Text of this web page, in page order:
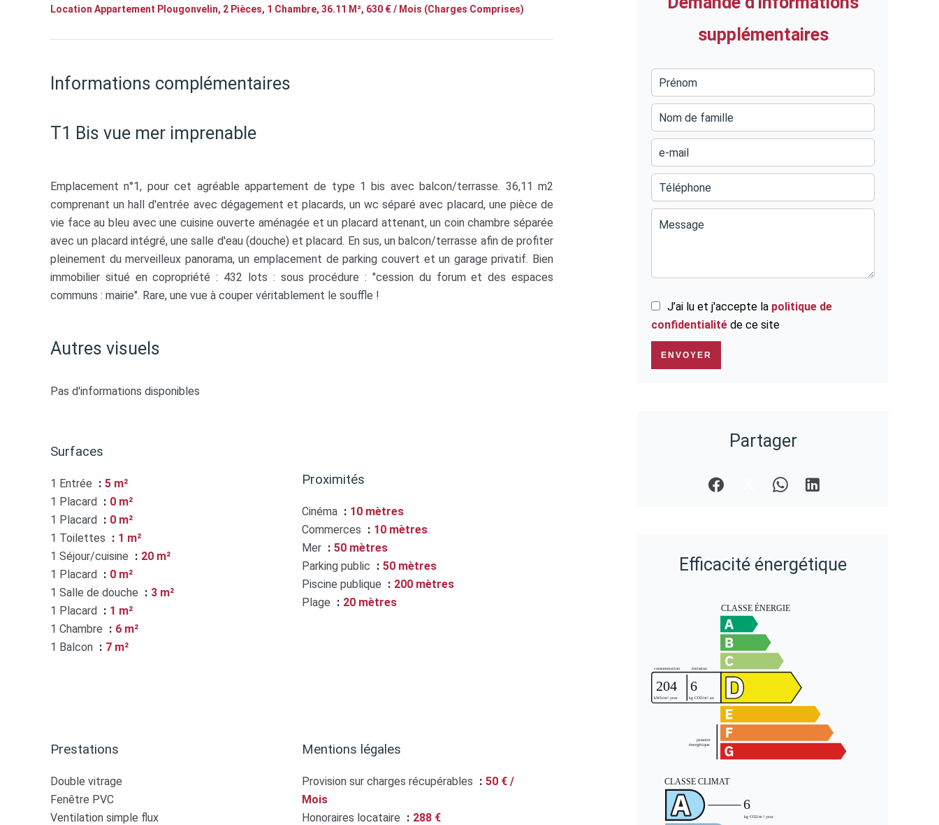
Location Appartement Plougonvelin, 2 Pièces, 1 Chambre, 36.11 M², 630 € / Mois (Charges Comprises)
Informations complémentaires
T1 Bis vue mer imprenable
Emplacement n°1, pour cet agréable appartement de type 1 bis avec balcon/terrasse. 36,11 m2
comprenant un hall d'entrée avec dégagement et placards, un wc séparé avec placard, une pièce de
vie face au bleu avec une cuisine ouverte aménagée et un placard attenant, un coin chambre séparée
avec un placard intégré, une salle d'eau (douche) et placard. En sus, un balcon/terrasse afin de profiter
pleinement du merveilleux panorama, un emplacement de parking couvert et un garage privatif. Bien
immobilier situé en copropriété : 432 lots : sous procédure : "cession du forum et des espaces
communs : mairie". Rare, une vue à couper véritablement le souffle !
Autres visuels
Pas d'informations disponibles
Surfaces
1 Entrée
5 m²
1 Placard
0 m²
1 Placard
0 m²
1 Toilettes
1 m²
1 Séjour/cuisine
20 m²
1 Placard
0 m²
1 Salle de douche
3 m²
1 Placard
1 m²
1 Chambre
6 m²
1 Balcon
7 m²
Proximités
Cinéma
10 mètres
Commerces
10 mètres
Mer
50 mètres
Parking public
50 mètres
Piscine publique
200 mètres
Plage
20 mètres
Prestations
Double vitrage
Fenêtre PVC
Ventilation simple flux
Mentions légales
Provision sur charges récupérables
50 € /
Mois
Honoraires locataire
288 €
supplémentaires
J’ai lu et j'accepte la politique de
confidentialité de ce site
ENVOYER
Partager
Efficacité énergétique